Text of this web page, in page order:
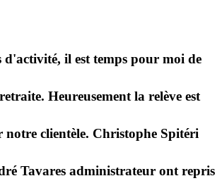
d'activité, il est temps pour moi de
Heureusement la relève est
notre clientèle. Christophe Spitéri
Tavares administrateur ont repris